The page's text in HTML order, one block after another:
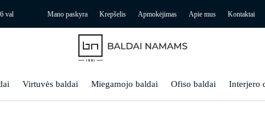
val Mano paskyra Krepšelis Apmokėjimas Apie mus Kontaktai
Virtuvės baldai Miegamojo baldai Ofiso baldai Interjero